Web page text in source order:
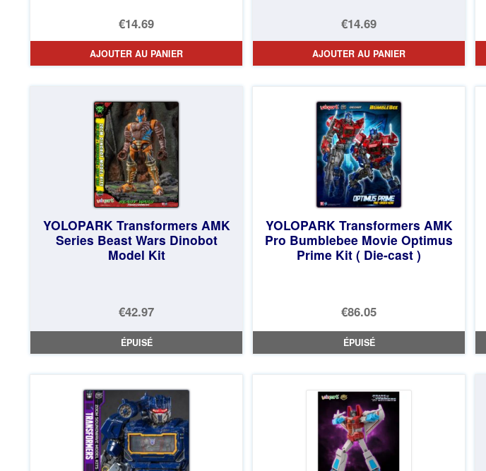
€14.69
AJOUTER AU PANIER
€14.69
AJOUTER AU PANIER
YOLOPARK Transformers AMK
Series Beast Wars Dinobot
Model Kit
€42.97
ÉPUISÉ
YOLOPARK Transformers AMK
Pro Bumblebee Movie Optimus
Prime Kit ( Die-cast )
€86.05
ÉPUISÉ